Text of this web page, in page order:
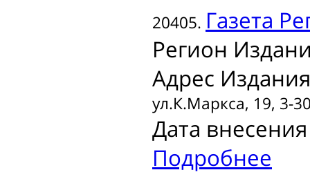
20405. Газета
Регион
Адрес
ул.К.Маркса, 19, 3-
Дата
Подробнее